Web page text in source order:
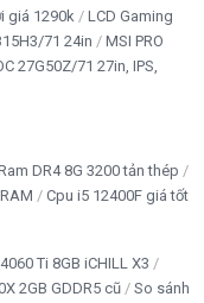
giá 1290k
LCD Gaming
71 24in
MSI PRO
27G50Z/71 27in, IPS,
DR4 8G 3200 tản thép
RAM Cpu i5 12400F giá tốt
Ti 8GB iCHILL X3
2GB GDDR5 cũ
So sánh